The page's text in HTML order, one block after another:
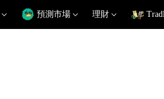
預測市場 理財